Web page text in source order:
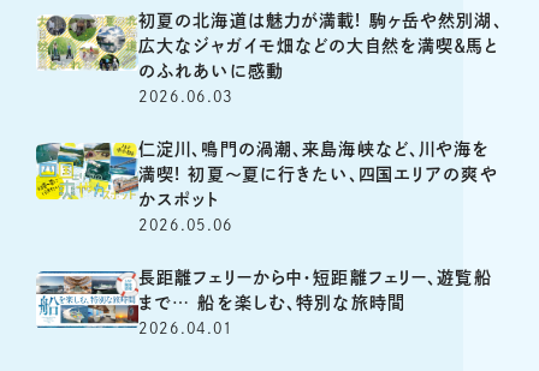
初夏の北海道は魅力が満載! 駒ヶ岳や然別湖、
広大なジャガイモ畑などの大自然を満喫＆馬と
のふれあいに感動
2026.06.03
仁淀川、鳴門の渦潮、来島海峡など、川や海を
満喫! 初夏～夏に行きたい、四国エリアの爽や
かスポット
2026.05.06
長距離フェリーから中・短距離フェリー、遊覧船
まで… 船を楽しむ、特別な旅時間
2026.04.01